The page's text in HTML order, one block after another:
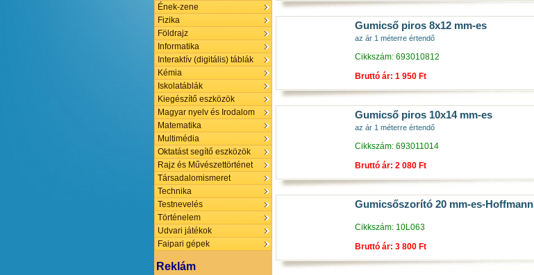
Ének-zene
Fizika
Földrajz
Informatika
Interaktív (digitális) táblák
Kémia
Iskolatáblák
Kiegészítő eszközök
Magyar nyelv és Irodalom
Matematika
Multimédia
Oktatást segítő eszközök
Rajz és Művészettörténet
Társadalomismeret
Technika
Testnevelés
Történelem
Udvari játékok
Faipari gépek
Reklám
Gumicső piros 8x12 mm-es
az ár 1 méterre értendő
Cikkszám: 693010812
Bruttó ár: 1 950 Ft
Gumicső piros 10x14 mm-es
az ár 1 méterre értendő
Cikkszám: 693011014
Bruttó ár: 2 080 Ft
Gumicsőszorító 20 mm-es-Hoffmann
Cikkszám: 10L063
Bruttó ár: 3 800 Ft